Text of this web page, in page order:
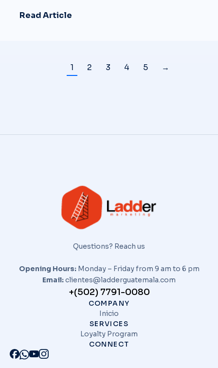
Read Article
1 2 3 4 5 →
Questions? Reach us
Opening Hours: Monday – Friday from 9 am to 6 pm
Email:clientes@ladderguatemala.com
+(502) 7791-0080
COMPANY
Inicio
SERVICES
Loyalty Program
CONNECT